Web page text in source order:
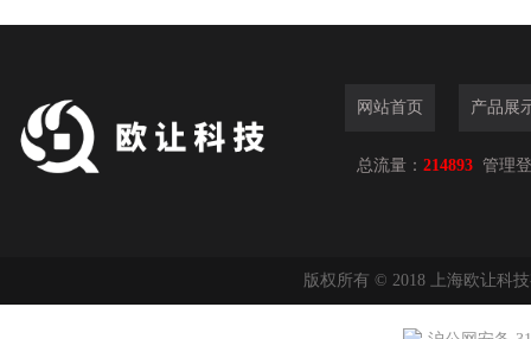
网站首页 产品展
总流量： 214893 管理
版权所有 © 2018 上海欧让科